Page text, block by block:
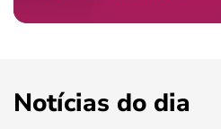
Notícias do dia